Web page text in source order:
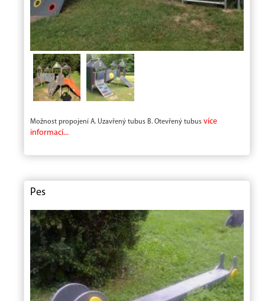
Možnost propojení A. Uzavřený tubus B. Otevřený tubus více
informací...
Pes